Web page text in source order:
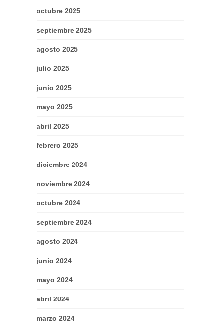
octubre 2025
septiembre 2025
agosto 2025
julio 2025
junio 2025
mayo 2025
abril 2025
febrero 2025
diciembre 2024
noviembre 2024
octubre 2024
septiembre 2024
agosto 2024
junio 2024
mayo 2024
abril 2024
marzo 2024